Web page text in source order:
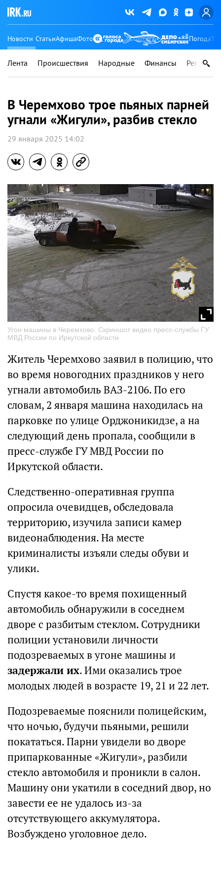
Новости СтатьиАфишаФото Погода
Лента Происшествия Народные Финансы Регионы
В Черемхово трое пьяных парней
угнали «Жигули», разбив стекло
29 января 2025 14:02
Угон машины в Черемхово. Скриншот видео пресс-службы ГУ
МВД России по Иркутской области
Житель Черемхово заявил в полицию, что
во время новогодних праздников у него
угнали автомобиль ВАЗ-2106. По его
словам, 2 января машина находилась на
парковке по улице Орджоникидзе, а на
следующий день пропала, сообщили в
пресс-службе ГУ МВД России по
Иркутской области.
Следственно-оперативная группа
опросила очевидцев, обследовала
территорию, изучила записи камер
видеонаблюдения. На месте
криминалисты изъяли следы обуви и
улики.
Спустя какое-то время похищенный
автомобиль обнаружили в соседнем
дворе с разбитым стеклом. Сотрудники
полиции установили личности
подозреваемых в угоне машины и
задержали их. Ими оказались трое
молодых людей в возрасте 19, 21 и 22 лет.
Подозреваемые пояснили полицейским,
что ночью, будучи пьяными, решили
покататься. Парни увидели во дворе
припаркованные «Жигули», разбили
стекло автомобиля и проникли в салон.
Машину они укатили в соседний двор, но
завести ее не удалось из-за
отсутствующего аккумулятора.
Возбуждено уголовное дело.